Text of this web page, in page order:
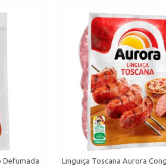
Defumada
Linguiça Toscana Aurora